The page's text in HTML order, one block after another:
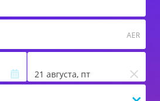
AER
21 августа, пт